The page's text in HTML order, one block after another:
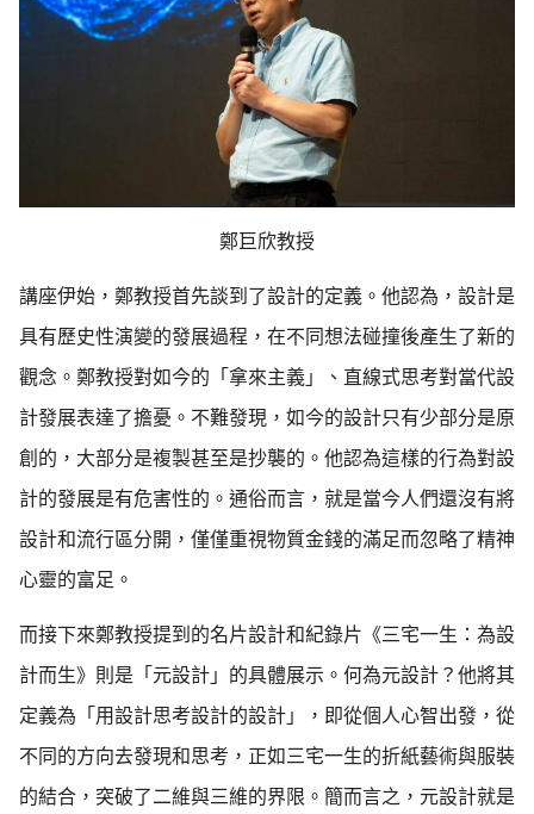
鄭巨欣教授
講座伊始，鄭教授首先談到了設計的定義。他認為，設計是
具有歷史性演變的發展過程，在不同想法碰撞後產生了新的
觀念。鄭教授對如今的「拿來主義」、直線式思考對當代設
計發展表達了擔憂。不難發現，如今的設計只有少部分是原
創的，大部分是複製甚至是抄襲的。他認為這樣的行為對設
計的發展是有危害性的。通俗而言，就是當今人們還沒有將
設計和流行區分開，僅僅重視物質金錢的滿足而忽略了精神
心靈的富足。
而接下來鄭教授提到的名片設計和紀錄片《三宅一生：為設
計而生》則是「元設計」的具體展示。何為元設計？他將其
定義為「用設計思考設計的設計」，即從個人心智出發，從
不同的方向去發現和思考，正如三宅一生的折紙藝術與服裝
的結合，突破了二維與三維的界限。簡而言之，元設計就是